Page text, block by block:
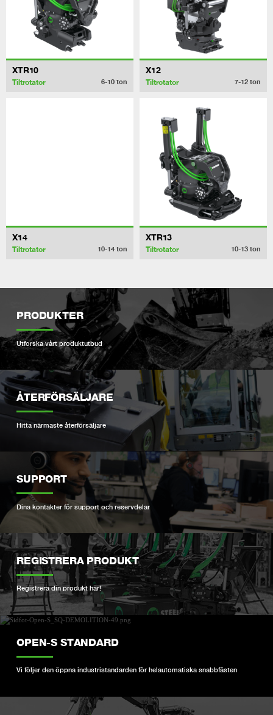
XTR10
Tiltrotator 6-10 ton
X12
Tiltrotator 7-12 ton
X14
Tiltrotator 10-14 ton
XTR13
Tiltrotator 10-13 ton
PRODUKTER
Utforska vårt produktutbud
ÅTERFÖRSÄLJARE
Hitta närmaste återförsäljare
SUPPORT
Dina kontakter för support och reservdelar
REGISTRERA PRODUKT
Registrera din produkt här!
OPEN-S STANDARD
Vi följer den öppna industristandarden för helautomatiska snabbfästen